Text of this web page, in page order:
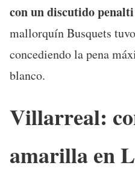
con un discutido penalti
mallorquín Busquets
concediendo la pena
blanco.
Villarreal:
amarilla en